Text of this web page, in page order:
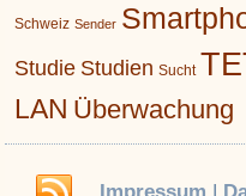
Schweiz Sender
Studie Studien Sucht
LAN Überwachung